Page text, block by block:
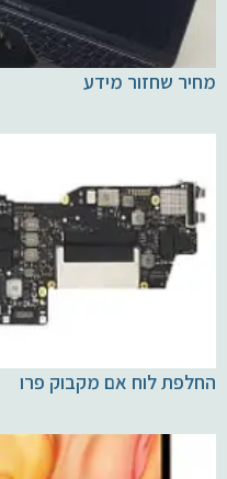
מחיר שחזור מידע
החלפת לוח אם מקבוק פרו